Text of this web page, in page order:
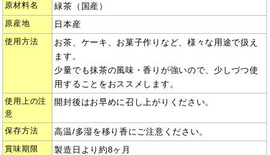
原材料名 緑茶（国産）
原産地 日本産
使用方法
お茶、ケーキ、お菓子作りなど、様々な用途で扱え
ます。
少量でも抹茶の風味・香りが強いので、少しづつ使
用することをおススメします。
使用上の注
意
開封後はお早めに召し上がりください。
保存方法 高温/多湿を移り香にご注意ください。
賞味期限 製造日より約8ヶ月